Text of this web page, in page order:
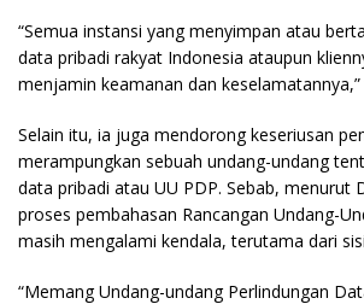
“Semua instansi yang menyimpan atau
data pribadi rakyat Indonesia ataupun
menjamin keamanan dan
Selain itu, ia juga mendorong keseriusan
merampungkan sebuah undang-undang
data pribadi atau UU PDP. Sebab, menurut
proses pembahasan Rancangan Undang-
masih mengalami kendala, terutama dari
“Memang Undang-undang Perlindungan